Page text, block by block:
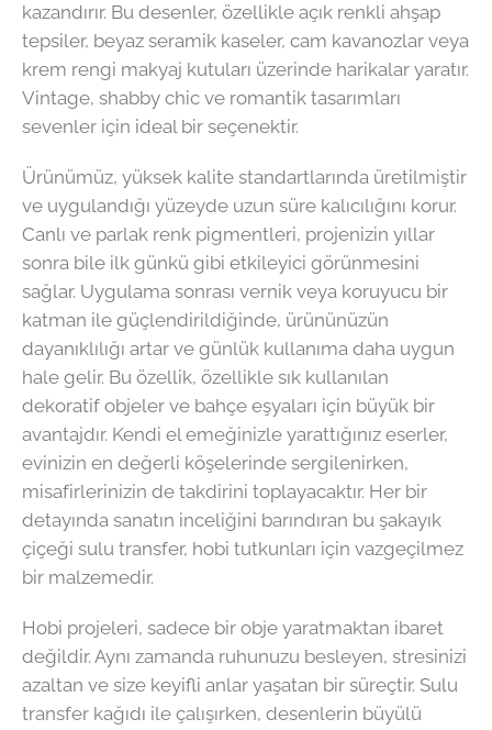
kazandırır. Bu desenler, özellikle açık renkli ahşap
tepsiler, beyaz seramik kaseler, cam kavanozlar veya
krem rengi makyaj kutuları üzerinde harikalar yaratır.
Vintage, shabby chic ve romantik tasarımları
sevenler için ideal bir seçenektir.
Ürünümüz, yüksek kalite standartlarında üretilmiştir
ve uygulandığı yüzeyde uzun süre kalıcılığını korur.
Canlı ve parlak renk pigmentleri, projenizin yıllar
sonra bile ilk günkü gibi etkileyici görünmesini
sağlar. Uygulama sonrası vernik veya koruyucu bir
katman ile güçlendirildiğinde, ürününüzün
dayanıklılığı artar ve günlük kullanıma daha uygun
hale gelir. Bu özellik, özellikle sık kullanılan
dekoratif objeler ve bahçe eşyaları için büyük bir
avantajdır. Kendi el emeğinizle yarattığınız eserler,
evinizin en değerli köşelerinde sergilenirken,
misafirlerinizin de takdirini toplayacaktır. Her bir
detayında sanatın inceliğini barındıran bu şakayık
çiçeği sulu transfer, hobi tutkunları için vazgeçilmez
bir malzemedir.
Hobi projeleri, sadece bir obje yaratmaktan ibaret
değildir. Aynı zamanda ruhunuzu besleyen, stresinizi
azaltan ve size keyifli anlar yaşatan bir süreçtir. Sulu
transfer kağıdı ile çalışırken, desenlerin büyülü